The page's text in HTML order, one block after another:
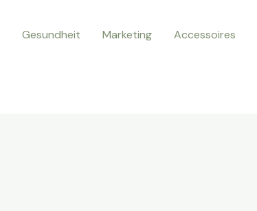
Gesundheit Marketing Accessoires